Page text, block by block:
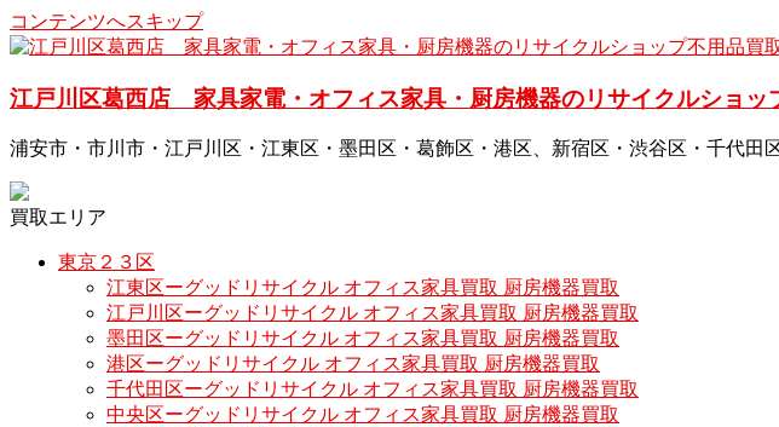
コンテンツへスキップ
江戸川区葛西店 家具家電・オフィス家具・厨房機器のリサイクルショッ
浦安市・市川市・江戸川区・江東区・墨田区・葛飾区・港区、新宿区・渋谷区・千代
買取エリア
東京２３区
江東区ーグッドリサイクル オフィス家具買取 厨房機器買取
江戸川区ーグッドリサイクル オフィス家具買取 厨房機器買取
墨田区ーグッドリサイクル オフィス家具買取 厨房機器買取
港区ーグッドリサイクル オフィス家具買取 厨房機器買取
千代田区ーグッドリサイクル オフィス家具買取 厨房機器買取
中央区ーグッドリサイクル オフィス家具買取 厨房機器買取